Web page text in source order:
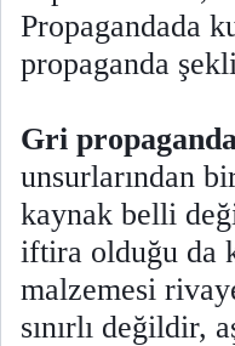
Propagandada
propaganda
Gri
unsurlarından
kaynak belli
iftira olduğu da
malzemesi
sınırlı değildir,